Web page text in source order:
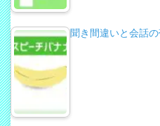
聞き間違いと会話